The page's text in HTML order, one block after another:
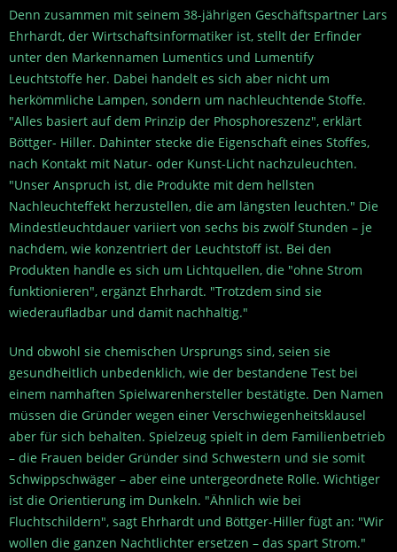
Denn zusammen mit seinem 38-jährigen Geschäftspartner Lars
Ehrhardt, der Wirtschaftsinformatiker ist, stellt der Erfinder
unter den Markennamen Lumentics und Lumentify
Leuchtstoffe her. Dabei handelt es sich aber nicht um
herkömmliche Lampen, sondern um nachleuchtende Stoffe.
"Alles basiert auf dem Prinzip der Phosphoreszenz", erklärt
Böttger- Hiller. Dahinter stecke die Eigenschaft eines Stoffes,
nach Kontakt mit Natur- oder Kunst-Licht nachzuleuchten.
"Unser Anspruch ist, die Produkte mit dem hellsten
Nachleuchteffekt herzustellen, die am längsten leuchten." Die
Mindestleuchtdauer variiert von sechs bis zwölf Stunden – je
nachdem, wie konzentriert der Leuchtstoff ist. Bei den
Produkten handle es sich um Lichtquellen, die "ohne Strom
funktionieren", ergänzt Ehrhardt. "Trotzdem sind sie
wiederaufladbar und damit nachhaltig."
Und obwohl sie chemischen Ursprungs sind, seien sie
gesundheitlich unbedenklich, wie der bestandene Test bei
einem namhaften Spielwarenhersteller bestätigte. Den Namen
müssen die Gründer wegen einer Verschwiegenheitsklausel
aber für sich behalten. Spielzeug spielt in dem Familienbetrieb
– die Frauen beider Gründer sind Schwestern und sie somit
Schwippschwäger – aber eine untergeordnete Rolle. Wichtiger
ist die Orientierung im Dunkeln. "Ähnlich wie bei
Fluchtschildern", sagt Ehrhardt und Böttger-Hiller fügt an: "Wir
wollen die ganzen Nachtlichter ersetzen – das spart Strom."